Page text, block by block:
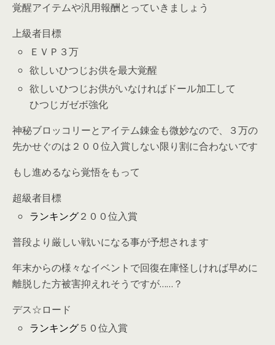
覚醒アイテムや汎用報酬とっていきましょう
上級者目標
ＥＶＰ３万
欲しいひつじお供を最大覚醒
欲しいひつじお供がいなければドール加工して
ひつじガゼボ強化
神秘ブロッコリーとアイテム錬金も微妙なので、３万の
先かせぐのは２００位入賞しない限り割に合わないです
もし進めるなら覚悟をもって
超級者目標
ランキング２００位入賞
普段より厳しい戦いになる事が予想されます
年末からの様々なイベントで回復在庫怪しければ早めに
離脱した方被害抑えれそうですが……？
デス☆ロード
ランキング５０位入賞